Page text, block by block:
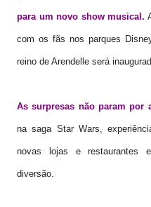
para um novo show musical.
com os fãs nos parques
reino de Arendelle será
As surpresas não param por
na saga Star Wars,
novas lojas e restaurantes
diversão.